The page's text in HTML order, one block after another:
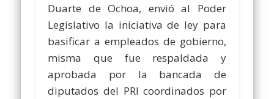
Duarte de Ochoa, envió al Poder
Legislativo la iniciativa de ley para
basificar a empleados de gobierno,
misma que fue respaldada y
aprobada por la bancada de
diputados del PRI coordinados por